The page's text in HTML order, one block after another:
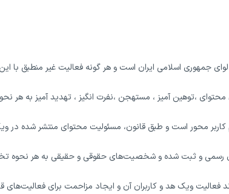
جمهوری اسلامی ایران است و هر گونه فعالیت غیر منطبق با
،توهین آمیز ، مستهجن ،نفرت انگیز ، تهدید آمیز به هر
محور است و طبق قانون، مسئولیت محتوای منتشر شده در
رسمی و ثبت شده و شخصیت‌های حقوقی و حقیقی به هر نحوه
فعالیت ویک هد و کاربران آن و ایجاد مزاحمت برای فعالیت‌های